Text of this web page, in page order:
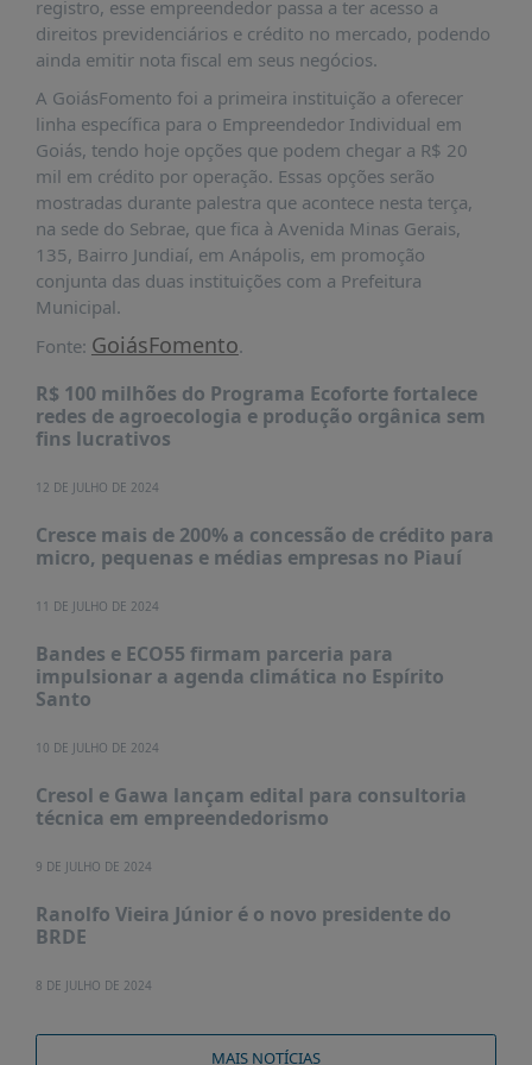
DADOS
FRENTE
PARLAMENTAR
SOBRE
A
FRENTE
MATERIAIS
INFORMAÇÕES
CURSOS
EVENTOS
INSCRIÇÕES
DISPONÍVEIS
PUBLICAÇÕES
RUMOS
LIVROS
ESTUDOS
ABDE-
BID
PRÊMIO
JORNALISMO
+
CONTATO
registro, esse empreendedor passa a ter acesso a
direitos previdenciários e crédito no mercado, podendo
ainda emitir nota fiscal em seus negócios.
A GoiásFomento foi a primeira instituição a oferecer
linha específica para o Empreendedor Individual em
Goiás, tendo hoje opções que podem chegar a R$ 20
mil em crédito por operação. Essas opções serão
mostradas durante palestra que acontece nesta terça,
na sede do Sebrae, que fica à Avenida Minas Gerais,
135, Bairro Jundiaí, em Anápolis, em promoção
conjunta das duas instituições com a Prefeitura
Municipal.
Fonte: GoiásFomento.
R$ 100 milhões do Programa Ecoforte fortalece
redes de agroecologia e produção orgânica sem
fins lucrativos
12 DE JULHO DE 2024
Cresce mais de 200% a concessão de crédito para
micro, pequenas e médias empresas no Piauí
11 DE JULHO DE 2024
Bandes e ECO55 firmam parceria para
impulsionar a agenda climática no Espírito
Santo
10 DE JULHO DE 2024
Cresol e Gawa lançam edital para consultoria
técnica em empreendedorismo
9 DE JULHO DE 2024
Ranolfo Vieira Júnior é o novo presidente do
BRDE
8 DE JULHO DE 2024
MAIS NOTÍCIAS